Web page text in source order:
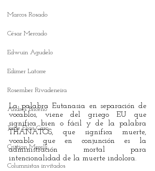
Marcos Rosado
César Mercado
Edwuin Agudelo
Edimer Latorre
Rosember Rivadeneira
Andrés Briceño
Jorge Elías Caro
Cristian Morelli
Columnistas invitados
La palabra Eutanasia en separación de
vocablos, viene del griego EU que
significa bien o fácil y de la palabra
THANATOS, que significa muerte,
vocablo que en conjunción es la
administración mortal para
intencionalidad de la muerte indolora.